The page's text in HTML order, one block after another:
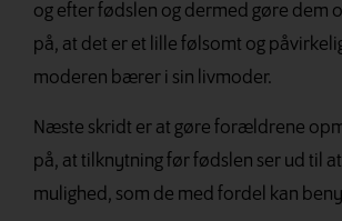
og efter fødslen og dermed gøre dem
på, at det er et lille følsomt og
moderen bærer i sin livmoder.
Næste skridt er at gøre forældrene
på, at tilknytning før fødslen ser ud til
mulighed, som de med fordel kan